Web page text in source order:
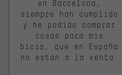
en Barcelona,
siempre han cumplido
y he podido comprar
cosas para mis
bicis, que en España
no están a la venta.